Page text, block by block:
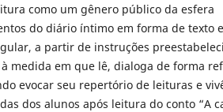
como um gênero público da esfera
do diário íntimo em forma de texto
a partir de instruções
medida em que lê, dialoga de forma
evocar seu repertório de leituras e
dos alunos após leitura do conto “A